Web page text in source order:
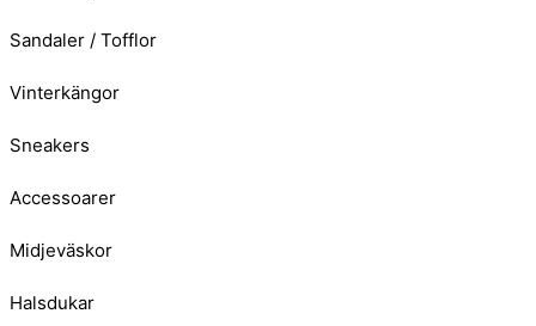
Sandaler / Tofflor
Vinterkängor
Sneakers
Accessoarer
Midjeväskor
Halsdukar